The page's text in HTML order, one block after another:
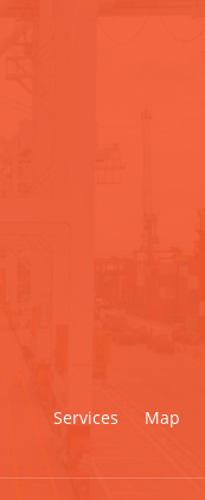
Services Map